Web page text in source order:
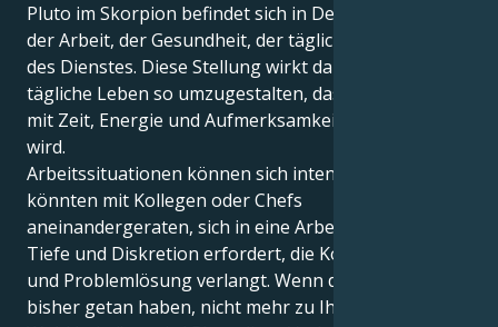
Pluto im Skorpion befindet sich in Deinem 6. Haus
der Arbeit, der Gesundheit, der täglichen Routine und
des Dienstes. Diese Stellung wirkt darauf hin, das
tägliche Leben so umzugestalten, dass der Umgang
mit Zeit, Energie und Aufmerksamkeit verbessert
wird.
Arbeitssituationen können sich intensiv anfühlen. Sie
könnten mit Kollegen oder Chefs
aneinandergeraten, sich in eine Arbeit stürzen, die
Tiefe und Diskretion erfordert, die Konzentration
und Problemlösung verlangt. Wenn das, was Sie
bisher getan haben, nicht mehr zu Ihrem höchsten